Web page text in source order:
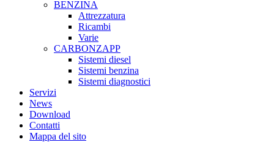
BENZINA
Attrezzatura
Ricambi
Varie
CARBONZAPP
Sistemi diesel
Sistemi benzina
Sistemi diagnostici
Servizi
News
Download
Contatti
Mappa del sito